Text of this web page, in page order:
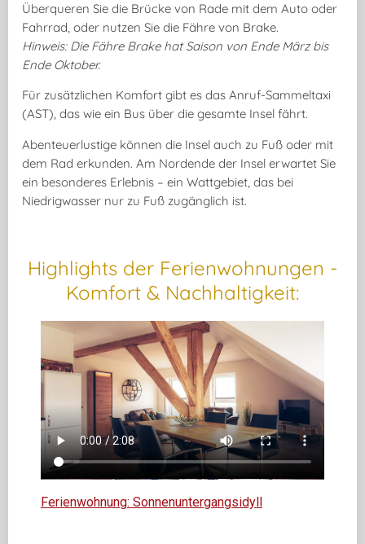
Überqueren Sie die Brücke von Rade mit dem Auto oder
Fahrrad, oder nutzen Sie die Fähre von Brake.
Hinweis: Die Fähre Brake hatSaison von Ende März bis
Ende Oktober.
Für zusätzlichen Komfort gibt es das Anruf-Sammeltaxi
(AST), das wie ein Bus über die gesamte Insel fährt.
Abenteuerlustige können die Insel auch zu Fuß oder mit
dem Rad erkunden. Am Nordende der Insel erwartet Sie
ein besonderes Erlebnis – ein Wattgebiet, das bei
Niedrigwasser nur zu Fuß zugänglich ist.
Highlights der Ferienwohnungen -
Komfort & Nachhaltigkeit:
Ferienwohnung: Sonnenuntergangsidyll